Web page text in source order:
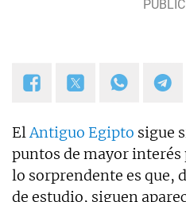
ElAntiguo Egipto sigue
puntos de mayor interés
lo sorprendente es que,
de estudio, siguen